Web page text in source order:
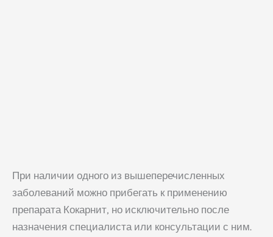
При наличии одного из вышеперечисленных
заболеваний можно прибегать к применению
препарата Кокарнит, но исключительно после
назначения специалиста или консультации с ним.